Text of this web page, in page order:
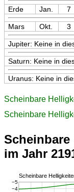
Erde Jan. 7
Mars Okt. 3
Jupiter: Keine in
Saturn: Keine in
Uranus: Keine in
Scheinbare
Scheinbare
im Jahr